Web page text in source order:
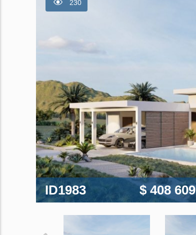
230
ID1983 $ 408 609